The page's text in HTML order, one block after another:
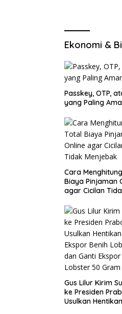
Ekonomi &
Passkey, OTP,
yang Paling
Cara
Biaya Pinjaman
agar Cicilan
Gus Lilur Kirim
ke Presiden
Usulkan